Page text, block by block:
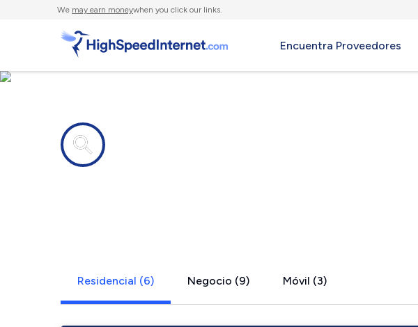
We may earn moneywhen you click our links.
Encuentra Proveedores
Residencial (6) Negocio (9) Móvil (3)